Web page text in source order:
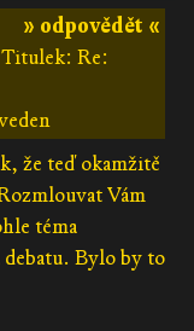
» odpovědět «
Titulek: Re:
že teď okamžitě
Vám
téma
Bylo by to